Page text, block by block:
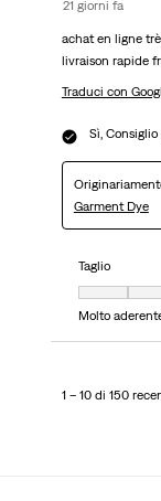
21 giorni fa
achat en ligne
livraison rapide
Traduci con
Sì,
Garment Dye
Taglio
Taglio, 4 su 7,
Molto
1 – 10 di 150